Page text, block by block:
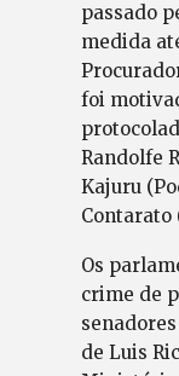
passado
medida
foi
Randolfe
Kajuru
Contarato
Os
crime de
de Luis